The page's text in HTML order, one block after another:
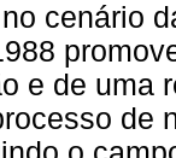
cenário
e de uma
de